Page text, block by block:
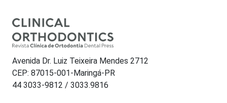
Avenida Dr. Luiz Teixeira Mendes 2712
CEP: 87015-001-Maringá-PR
44 3033-9812 / 3033.9816